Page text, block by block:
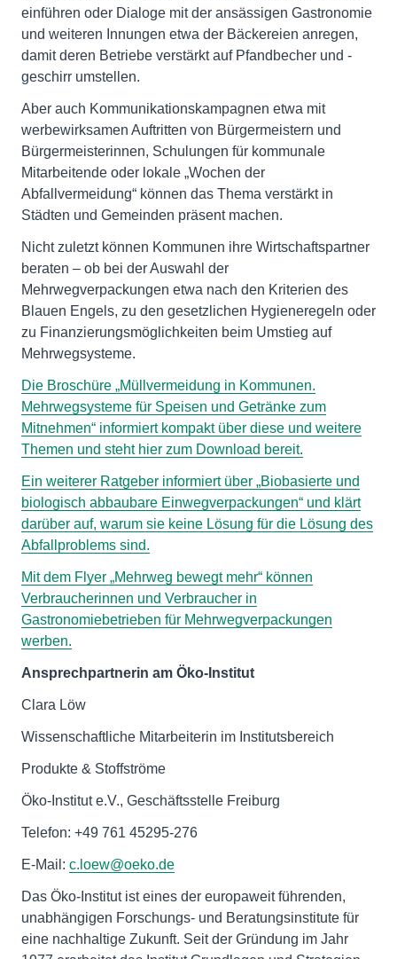
einführen oder Dialoge mit der ansässigen Gastronomie
und weiteren Innungen etwa der Bäckereien anregen,
damit deren Betriebe verstärkt auf Pfandbecher und -
geschirr umstellen.
Aber auch Kommunikationskampagnen etwa mit
werbewirksamen Auftritten von Bürgermeistern und
Bürgermeisterinnen, Schulungen für kommunale
Mitarbeitende oder lokale „Wochen der
Abfallvermeidung“ können das Thema verstärkt in
Städten und Gemeinden präsent machen.
Nicht zuletzt können Kommunen ihre Wirtschaftspartner
beraten – ob bei der Auswahl der
Mehrwegverpackungen etwa nach den Kriterien des
Blauen Engels, zu den gesetzlichen Hygieneregeln oder
zu Finanzierungsmöglichkeiten beim Umstieg auf
Mehrwegsysteme.
Die Broschüre „Müllvermeidung in Kommunen.
Mehrwegsysteme für Speisen und Getränke zum
Mitnehmen“ informiert kompakt über diese und weitere
Themen und steht hier zum Download bereit.
Ein weiterer Ratgeber informiert über „Biobasierte und
biologisch abbaubare Einwegverpackungen“ und klärt
darüber auf, warum sie keine Lösung für die Lösung des
Abfallproblems sind.
Mit dem Flyer „Mehrweg bewegt mehr“ können
Verbraucherinnen und Verbraucher in
Gastronomiebetrieben für Mehrwegverpackungen
werben.
Ansprechpartnerin am Öko-Institut
Clara Löw
Wissenschaftliche Mitarbeiterin im Institutsbereich
Produkte & Stoffströme
Öko-Institut e.V., Geschäftsstelle Freiburg
Telefon: +49 761 45295-276
E-Mail: c.loew@oeko.de
Das Öko-Institut ist eines der europaweit führenden,
unabhängigen Forschungs- und Beratungsinstitute für
eine nachhaltige Zukunft. Seit der Gründung im Jahr